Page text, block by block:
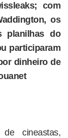
com
os
planilhas do
participaram
dinheiro de
cineastas,